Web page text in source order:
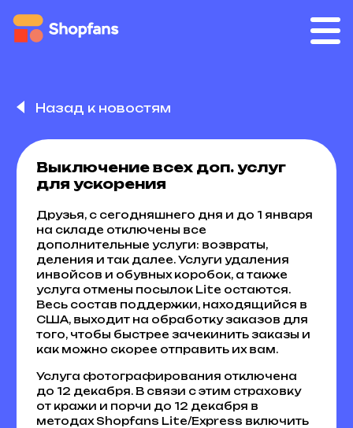
Назад к новостям
Выключение всех доп. услуг
для ускорения
Друзья, с сегодняшнего дня и до 1 января
на складе отключены все
дополнительные услуги: возвраты,
деления и так далее. Услуги удаления
инвойсов и обувных коробок, а также
услуга отмены посылок Lite остаются.
Весь состав поддержки, находящийся в
США, выходит на обработку заказов для
того, чтобы быстрее зачекинить заказы и
как можно скорее отправить их вам.
Услуга фотографирования отключена
до 12 декабря. В связи с этим страховку
от кражи и порчи до 12 декабря в
методах Shopfans Lite/Express включить